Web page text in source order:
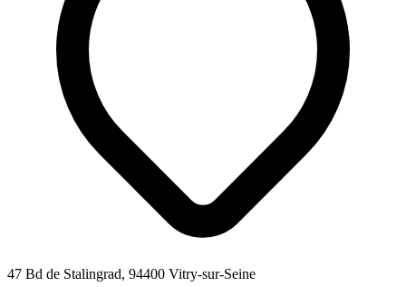
47 Bd de Stalingrad, 94400 Vitry-sur-Seine